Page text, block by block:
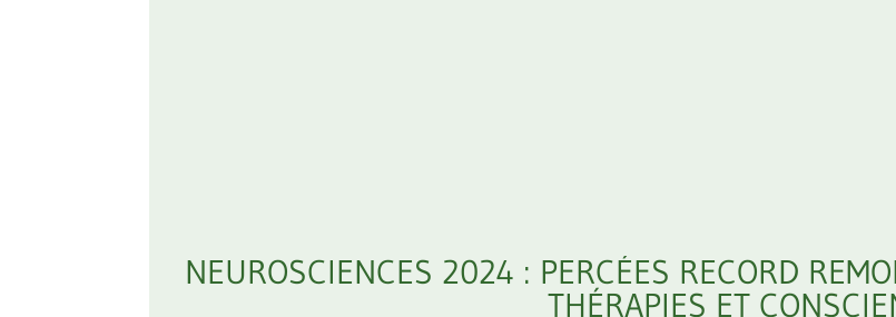
NEUROSCIENCES 2024 : PERCÉES RECORD
THÉRAPIES ET